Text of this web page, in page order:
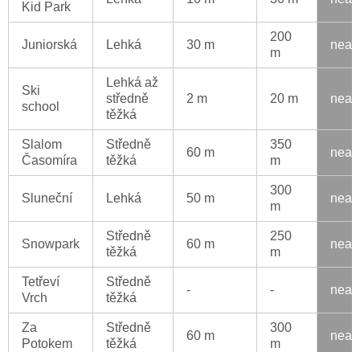
Kid Park
Juniorská Lehká 30 m
200
m
Ski
school
Lehká až
středně
těžká
2 m 20 m
Slalom
Časomíra
Středně
těžká
60 m
350
m
Sluneční Lehká 50 m
300
m
Snowpark
Středně
těžká
60 m
250
m
Tetřeví
Vrch
Středně
těžká
- -
Za
Potokem
Středně
těžká
60 m
300
m